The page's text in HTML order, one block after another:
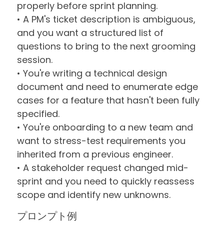
properly before sprint planning.
• A PM's ticket description is ambiguous,
and you want a structured list of
questions to bring to the next grooming
session.
• You're writing a technical design
document and need to enumerate edge
cases for a feature that hasn't been fully
specified.
• You're onboarding to a new team and
want to stress-test requirements you
inherited from a previous engineer.
• A stakeholder request changed mid-
sprint and you need to quickly reassess
scope and identify new unknowns.
プロンプト例